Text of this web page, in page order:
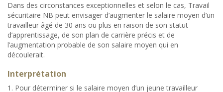
Dans des circonstances exceptionnelles et selon le cas, Travail
sécuritaire NB peut envisager d’augmenter le salaire moyen d’un
travailleur âgé de 30 ans ou plus en raison de son statut
d’apprentissage, de son plan de carrière précis et de
l’augmentation probable de son salaire moyen qui en
découlerait.
Interprétation
1. Pour déterminer si le salaire moyen d’un jeune travailleur